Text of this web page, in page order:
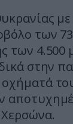
των
των 4.500
στην